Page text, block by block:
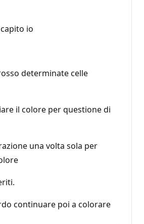
io
determinate celle
il colore per questione di
una volta sola per
continuare poi a colorare